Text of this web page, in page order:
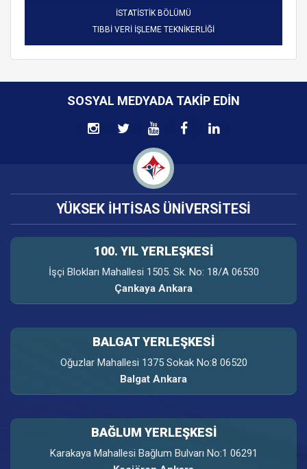
İSTATİSTİK BÖLÜMÜ
TIBBİ VERİ İŞLEME TEKNİKERLİĞİ
SOSYAL MEDYADA TAKIP EDIN
YÜKSEK İHTİSAS ÜNİVERSİTESİ
100. YIL YERLEŞKESI
İşçi Blokları Mahallesi 1505. Sk. No: 18/A 06530
Çankaya Ankara
BALGAT YERLEŞKESİ
Oğuzlar Mahallesi 1375 Sokak No:8 06520
Balgat Ankara
BAĞLUM YERLEŞKESİ
Karakaya Mahallesi Bağlum Bulvarı No:1 06291